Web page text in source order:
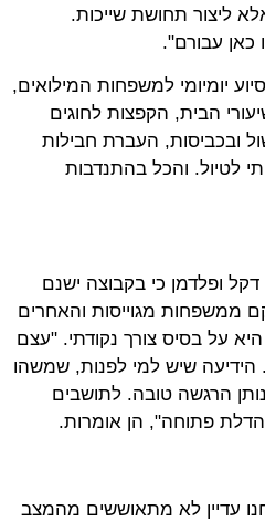
ליצור תחושת שייכות.
עבורם".
יומיומי למשפחות המילואים,
הבית, הקפצות לחוגים
ובכביסות, העברת חבילות
לטיול. והכל בהתנדבות
השבוע סיפרו למודיעין News דקל ופלדמן כי בקבוצה ישנם
חלקם ממשפחות מגוייסות והאחרים
על בסיס צורך נקודתי. "עצם
הידיעה שיש למי לפנות, שמשהו
הרגשה טובה. לתושבים
פתוחה", הן אומרות.
עדיין לא מתאוששים מהמצב